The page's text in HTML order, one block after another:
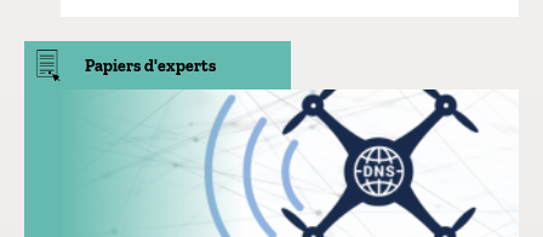
Papiers d'experts